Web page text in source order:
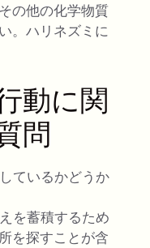
の他の化学物質
。ハリネズミに
動に関
問
ているかどうか
を蓄積するため
を探すことが含